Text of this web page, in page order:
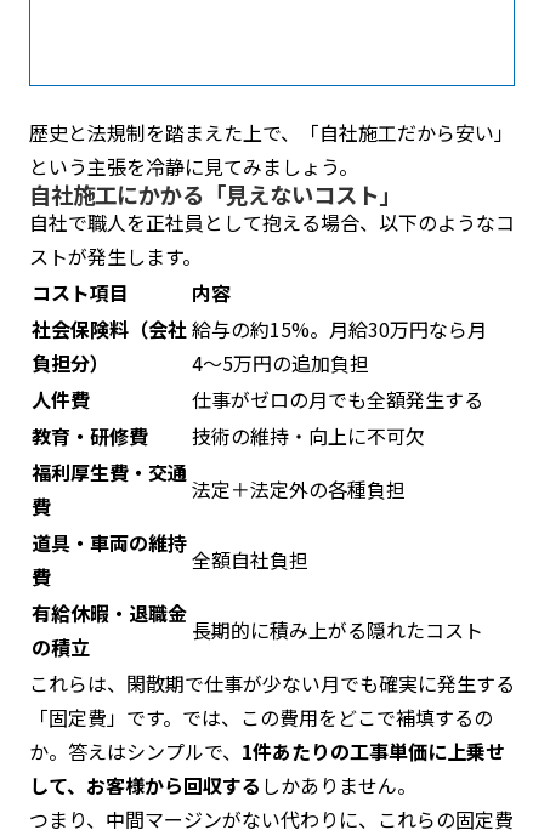
歴史と法規制を踏まえた上で、「自社施工だから安い」
という主張を冷静に見てみましょう。
自社施工にかかる「見えないコスト」
自社で職人を正社員として抱える場合、以下のようなコ
ストが発生します。
コスト項目
内容
社会保険料（会社
負担分）
給与の約15%。月給30万円なら月
4〜5万円の追加負担
人件費
仕事がゼロの月でも全額発生する
教育・研修費
技術の維持・向上に不可欠
福利厚生費・交通
費
法定＋法定外の各種負担
道具・車両の維持
費
全額自社負担
有給休暇・退職金
の積立
長期的に積み上がる隠れたコスト
これらは、閑散期で仕事が少ない月でも確実に発生する
「固定費」です。では、この費用をどこで補填するの
か。答えはシンプルで、 1件あたりの工事単価に上乗せ
して、お客様から回収する しかありません。
つまり、中間マージンがない代わりに、これらの固定費